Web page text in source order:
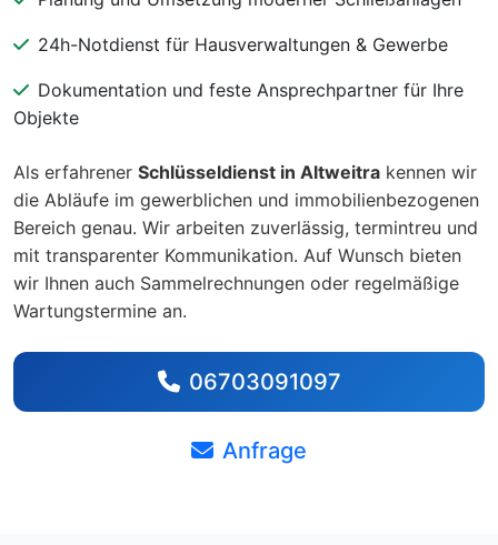
24h-Notdienst für Hausverwaltungen & Gewerbe
Dokumentation und feste Ansprechpartner für Ihre
Objekte
Als erfahrener Schlüsseldienst in Altweitra kennen wir
die Abläufe im gewerblichen und immobilienbezogenen
Bereich genau. Wir arbeiten zuverlässig, termintreu und
mit transparenter Kommunikation. Auf Wunsch bieten
wir Ihnen auch Sammelrechnungen oder regelmäßige
Wartungstermine an.
06703091097
Anfrage